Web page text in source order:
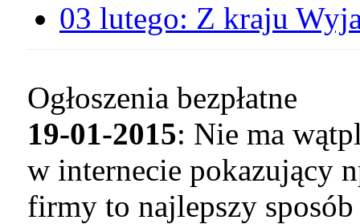
03 lutego: Z kraju
Ogłoszenia bezpłatne
19-01-2015: Nie ma
w internecie pokazujący
firmy to najlepszy